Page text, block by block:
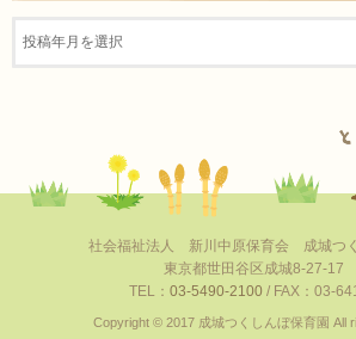
社会福祉法人 新川中原保育会 成城つ
東京都世田谷区成城8-27-
TEL： 03-5490-2100 / FAX：03-
Copyright © 2017 成城つくしんぼ保育園 All